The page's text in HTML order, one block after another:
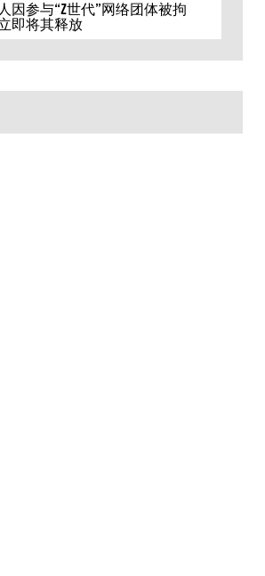
因参与“Z世代”网络团体被拘
即将其释放